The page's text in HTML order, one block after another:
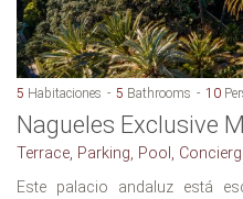
5 Habitaciones 5 Bathrooms 10
Nagueles Exclusive
Terrace, Parking, Pool,
Este palacio andaluz está